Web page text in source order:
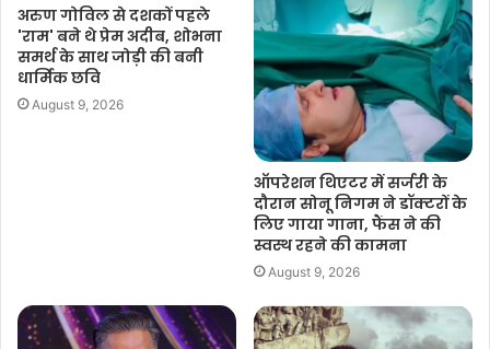
अरुण गोविल से दशकों पहले
'राम' बने थे प्रेम अदीब, शोभना
समर्थ के साथ जोड़ी की बनी
धार्मिक छवि
August 9, 2026
ऑपरेशन थिएटर में सर्जरी के
दौरान सोनू निगम ने डॉक्टरों के
लिए गाया गाना, फैंस ने की
स्वस्थ रहने की कामना
August 9, 2026